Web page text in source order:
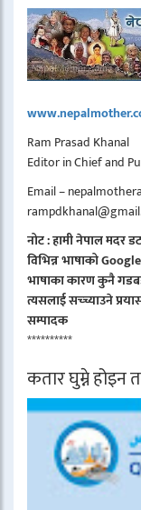
Ram Prasad Khanal
Editor in Chief and
Email –
नोट : हामी नेपाल मदर
विभिन्न भाषाको
भाषाका कारण कुनै
त्यसलाई सच्च्याउने
सम्पादक
**********
कतार घुम्ने होइन